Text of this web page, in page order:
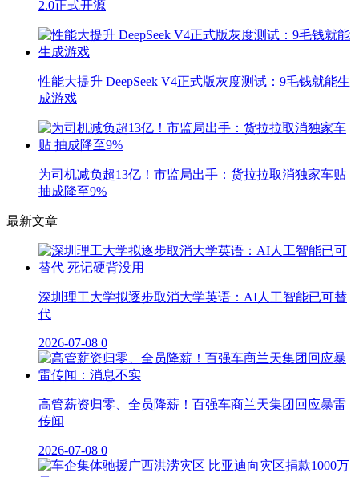
2.0正式开源
性能大提升 DeepSeek V4正式版灰度测试：9毛钱就能生
成游戏
为司机减负超13亿！市监局出手：货拉拉取消独家车贴
抽成降至9%
最新文章
深圳理工大学拟逐步取消大学英语：AI人工智能已可替
代
2026-07-08 0
高管薪资归零、全员降薪！百强车商兰天集团回应暴雷
传闻
2026-07-08 0